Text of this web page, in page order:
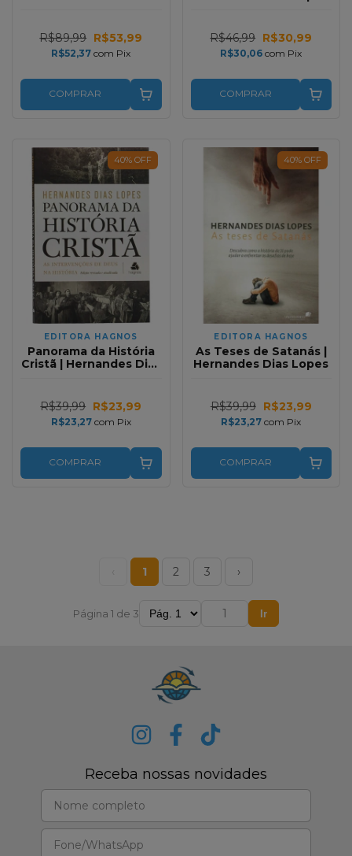
R$89,99 R$53,99
R$52,37com Pix
COMPRAR
R$46,99 R$30,99
R$30,06com Pix
COMPRAR
40% OFF
EDITORA HAGNOS
Panorama da História
Cristã | Hernandes Dias
R$39,99 R$23,99
R$23,27 com Pix
COMPRAR
40% OFF
EDITORA HAGNOS
As Teses de Satanás |
Hernandes Dias Lopes
R$39,99 R$23,99
R$23,27com Pix
COMPRAR
1 2 3 ›
Página 1 de 3 Ir
Receba nossas novidades